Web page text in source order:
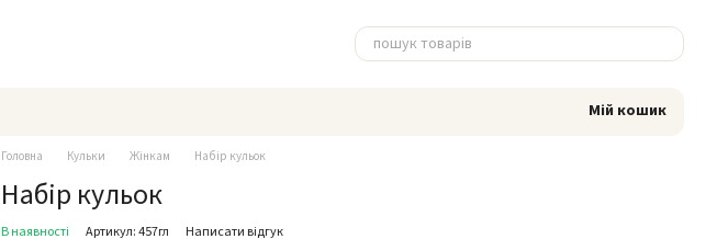
Мій кошик
Головна Кульки Жінкам Набір кульок
Набір кульок
В наявності Артикул: 457гл Написати відгук